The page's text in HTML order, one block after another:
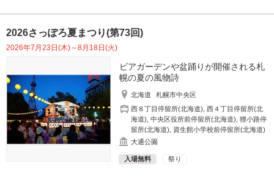
2026さっぽろ夏まつり(第73回)
2026年7月23日(木)～8月18日(火)
ビアガーデンや盆踊りが開催される札
幌の夏の風物詩
北海道
札幌市中央区
西８丁目停留所(北海道) ,西４丁目停留所(北
海道) ,中央区役所前停留所(北海道) ,狸小路停
留所(北海道)
資生館小学校前停留所(北海道)
大通公園
入場無料 祭り